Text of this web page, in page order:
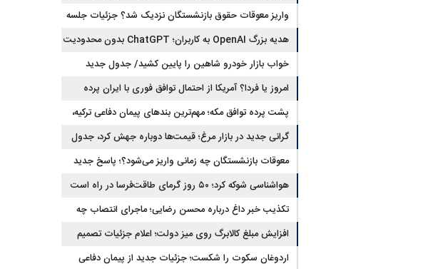
با تورم تبدیل شد
واریز معوقات حقوق بازنشستگان نزدیک شد؟ جزئیات جلسه
تعیین تکلیف مطالبات
هدیه بزرگ OpenAI به کاربران؛ ChatGPT بدون محدودیت
پیام و با مدل جدید می‌آید
خواب بازار خودرو شاهین را پایین کشید/ جدول جدید
قیمت شاهین در مرداد
امروز یا فردا؟ آمریکا از احتمال توافق فوری با ایران پرده
برداشت
پشت پرده توافق مکه؛ مهم‌ترین بندهای پیمان دفاعی ترکیه،
پاکستان و عربستان
گرانی جدید در بازار مرغ؛ قیمت‌ها دوباره جهش کرد، جدول
نرخ‌های جدید
معوقات بازنشستگان چه زمانی واریز می‌شود؟؛ پاسخ جدید
تأمین اجتماعی
هواشناسی شوکه کرد؛ ۵۰ روز گرمای طاقت‌فرسا در راه است
تکذیب خبر داغ درباره محسن رضایی؛ ماجرای انتصاب چه
بود؟
افزایش مبلغ کالابرگ روی میز دولت؛ اعلام جزئیات تصمیم
جدید
اردوغان سکوت را شکست؛ جزئیات جدید از پیمان دفاعی